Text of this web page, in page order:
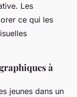
Les
ce qui les
à
jeunes dans un